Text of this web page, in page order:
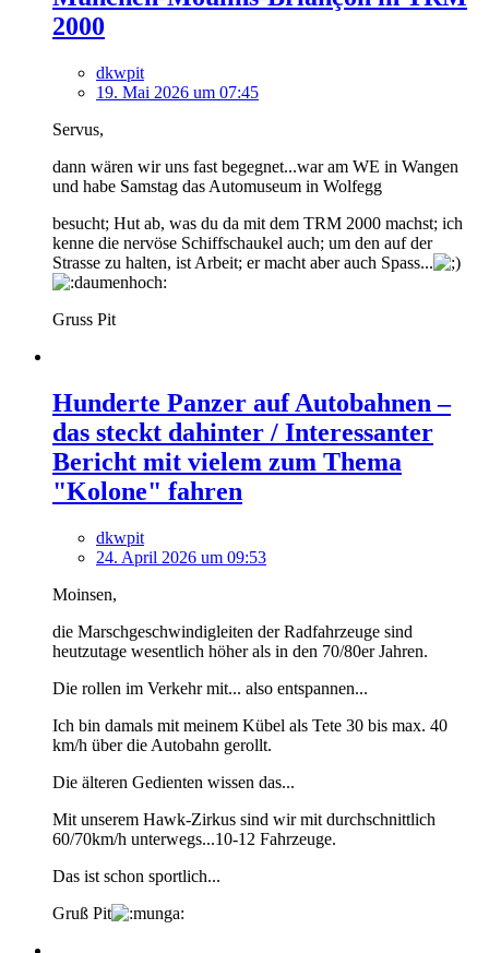
2000
dkwpit
19. Mai 2026 um 07:45
Servus,
dann wären wir uns fast begegnet...war am WE in Wangen
und habe Samstag das Automuseum in Wolfegg
besucht; Hut ab, was du da mit dem TRM 2000 machst; ich
kenne die nervöse Schiffschaukel auch; um den auf der
Strasse zu halten, ist Arbeit; er macht aber auch Spass...
Gruss Pit
Hunderte Panzer auf Autobahnen –
das steckt dahinter / Interessanter
Bericht mit vielem zum Thema
"Kolone" fahren
dkwpit
24. April 2026 um 09:53
Moinsen,
die Marschgeschwindigleiten der Radfahrzeuge sind
heutzutage wesentlich höher als in den 70/80er Jahren.
Die rollen im Verkehr mit... also entspannen...
Ich bin damals mit meinem Kübel als Tete 30 bis max. 40
km/h über die Autobahn gerollt.
Die älteren Gedienten wissen das...
Mit unserem Hawk-Zirkus sind wir mit durchschnittlich
60/70km/h unterwegs...10-12 Fahrzeuge.
Das ist schon sportlich...
Gruß Pit